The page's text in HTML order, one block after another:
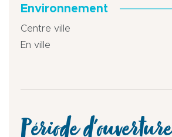
Environnement
Centre ville
En ville